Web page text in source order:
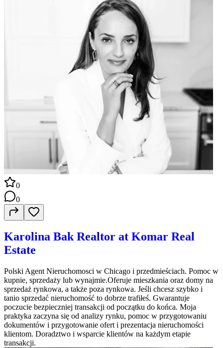
0
0
Karolina Bak Realtor at Komar Real
Estate
Polski Agent Nieruchomosci w Chicago i przedmieściach. Pomoc w
kupnie, sprzedaży lub wynajmie.Oferuje mieszkania oraz domy na
sprzedaż rynkowa, a także poza rynkowa. Jeśli chcesz szybko i
tanio sprzedać nieruchomość to dobrze trafiłeś. Gwarantuje
poczucie bezpieczniej transakcji od początku do końca. Moja
praktyka zaczyna się od analizy rynku, pomoc w przygotowaniu
dokumentów i przygotowanie ofert i prezentacja nieruchomości
klientom. Doradztwo i wsparcie klientów na każdym etapie
transakcji.